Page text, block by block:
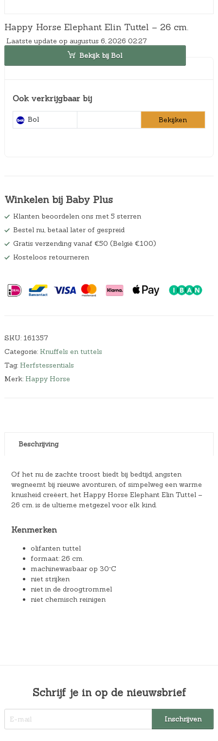
Happy Horse Elephant Elin Tuttel – 26 cm.
Laatste update op augustus 6, 2026 02:27
Bekijk bij Bol
Ook verkrijgbaar bij
Bol Bekijken
Winkelen bij Baby Plus
Klanten beoordelen ons met 5 sterren
Bestel nu, betaal later of gespreid
Gratis verzending vanaf €50 (België €100)
Kosteloos retourneren
SKU: 161357
Categorie: Knuffels en tuttels
Tag: Herfstessentials
Merk: Happy Horse
Beschrijving
Of het nu de zachte troost biedt bij bedtijd, angsten
wegneemt bij nieuwe avonturen, of simpelweg een warme
knusheid creëert, het Happy Horse Elephant Elin Tuttel –
26 cm. is de ultieme metgezel voor elk kind.
Kenmerken
olifanten tuttel
formaat: 26 cm.
machinewasbaar op 30°C
niet strijken
niet in de droogtrommel
niet chemisch reinigen
Schrijf je in op de nieuwsbrief